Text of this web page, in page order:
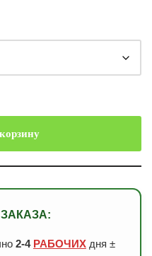
2-4 РАБОЧИХдня ±